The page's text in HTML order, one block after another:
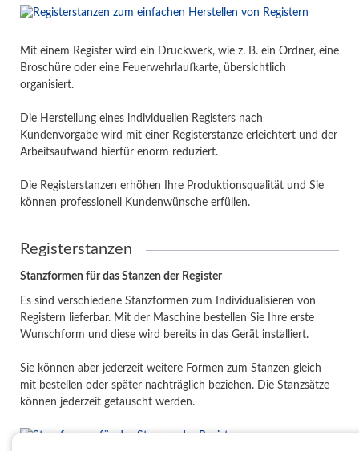
Mit einem Register wird ein Druckwerk, wie z. B. ein Ordner, eine
Broschüre oder eine Feuerwehrlaufkarte, übersichtlich
organisiert.
Die Herstellung eines individuellen Registers nach
Kundenvorgabe wird mit einer Registerstanze erleichtert und der
Arbeitsaufwand hierfür enorm reduziert.
Die Registerstanzen erhöhen Ihre Produktionsqualität und Sie
können professionell Kundenwünsche erfüllen.
Registerstanzen
Stanzformen für das Stanzen der Register
Es sind verschiedene Stanzformen zum Individualisieren von
Registern lieferbar. Mit der Maschine bestellen Sie Ihre erste
Wunschform und diese wird bereits in das Gerät installiert.
Sie können aber jederzeit weitere Formen zum Stanzen gleich
mit bestellen oder später nachträglich beziehen. Die Stanzsätze
können jederzeit getauscht werden.